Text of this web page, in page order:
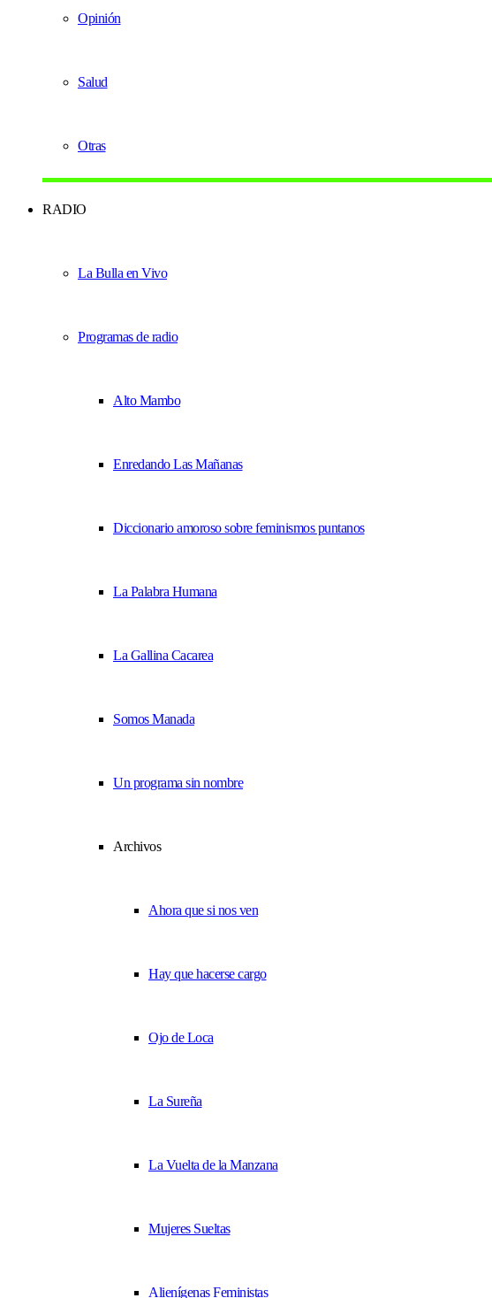
Opinión
Salud
Otras
RADIO
La Bulla en Vivo
Programas de radio
Alto Mambo
Enredando Las Mañanas
Diccionario amoroso sobre feminismos puntanos
La Palabra Humana
La Gallina Cacarea
Somos Manada
Un programa sin nombre
Archivos
Ahora que si nos ven
Hay que hacerse cargo
Ojo de Loca
La Sureña
La Vuelta de la Manzana
Mujeres Sueltas
Alienígenas Feministas